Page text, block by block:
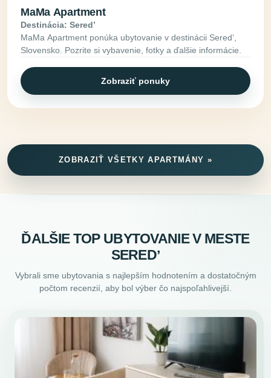
MaMa Apartment
Destinácia: Seredʼ
MaMa Apartment ponúka ubytovanie v destinácii Seredʼ,
Slovensko. Pozrite si vybavenie, fotky a ďalšie informácie.
Zobraziť ponuky
ZOBRAZIŤ VŠETKY APARTMÁNY »
ĎALŠIE TOP UBYTOVANIE V MESTE
SEREDʼ
Vybrali sme ubytovania s najlepším hodnotením a dostatočným
počtom recenzií, aby bol výber čo najspoľahlivejší.